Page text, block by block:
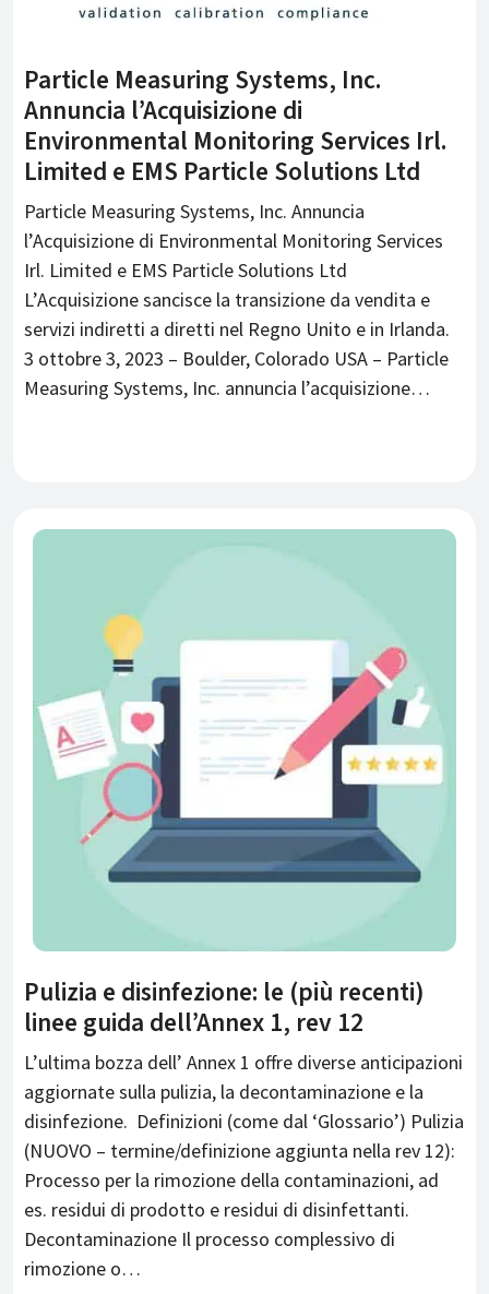
Particle Measuring Systems, Inc.
Annuncia l’Acquisizione di
Environmental Monitoring Services Irl.
Limited e EMS Particle Solutions Ltd
Particle Measuring Systems, Inc. Annuncia
l’Acquisizione di Environmental Monitoring Services
Irl. Limited e EMS Particle Solutions Ltd
L’Acquisizione sancisce la transizione da vendita e
servizi indiretti a diretti nel Regno Unito e in Irlanda.
3 ottobre 3, 2023 – Boulder, Colorado USA – Particle
Measuring Systems, Inc. annuncia l’acquisizione…
Pulizia e disinfezione: le (più recenti)
linee guida dell’Annex 1, rev 12
L’ultima bozza dell’ Annex 1 offre diverse anticipazioni
aggiornate sulla pulizia, la decontaminazione e la
disinfezione. Definizioni (come dal ‘Glossario’) Pulizia
(NUOVO – termine/definizione aggiunta nella rev 12):
Processo per la rimozione della contaminazioni, ad
es. residui di prodotto e residui di disinfettanti.
Decontaminazione Il processo complessivo di
rimozione o…